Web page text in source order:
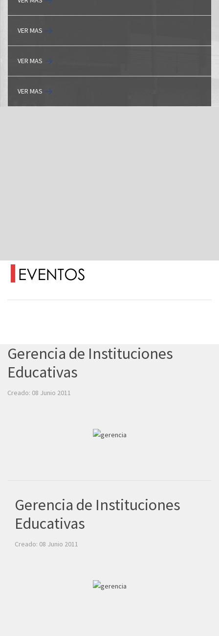
VER MAS
VER MAS
VER MAS
Gerencia de Instituciones
Educativas
Creado: 08 Junio 2011
Gerencia de Instituciones
Educativas
Creado: 08 Junio 2011